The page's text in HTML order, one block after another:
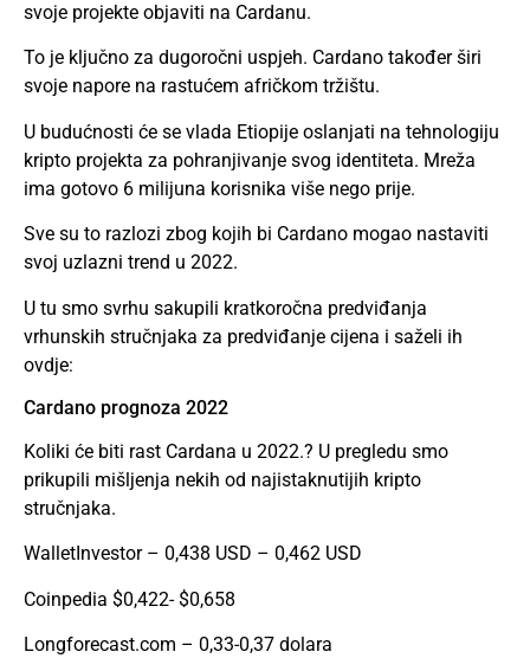
svoje projekte objaviti na Cardanu.
To je ključno za dugoročni uspjeh. Cardano također širi
svoje napore na rastućem afričkom tržištu.
U budućnosti će se vlada Etiopije oslanjati na tehnologiju
kripto projekta za pohranjivanje svog identiteta. Mreža
ima gotovo 6 milijuna korisnika više nego prije.
Sve su to razlozi zbog kojih bi Cardano mogao nastaviti
svoj uzlazni trend u 2022.
U tu smo svrhu sakupili kratkoročna predviđanja
vrhunskih stručnjaka za predviđanje cijena i saželi ih
ovdje:
Cardano prognoza 2022
Koliki će biti rast Cardana u 2022.? U pregledu smo
prikupili mišljenja nekih od najistaknutijih kripto
stručnjaka.
WalletInvestor – 0,438 USD – 0,462 USD
Coinpedia $0,422- $0,658
Longforecast.com – 0,33-0,37 dolara